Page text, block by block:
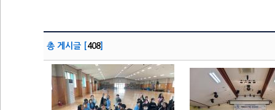
총 게시글 [ 408]